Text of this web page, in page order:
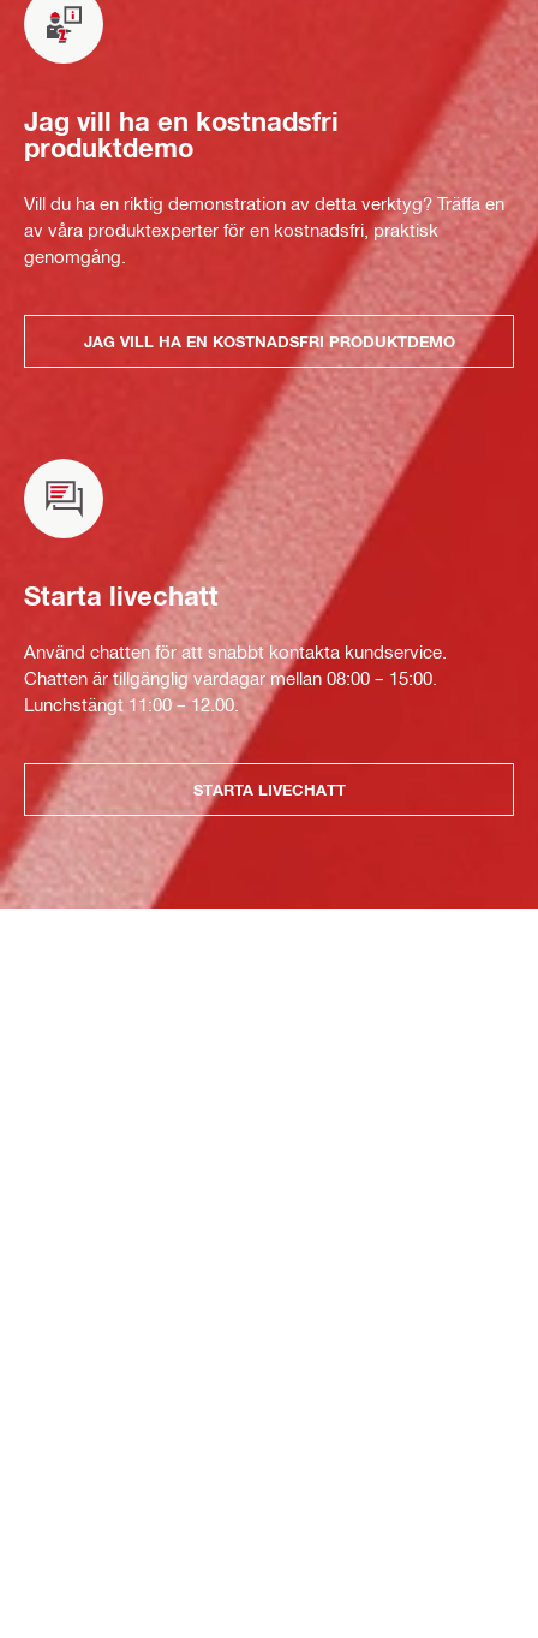
Jag vill ha en kostnadsfri
produktdemo
Vill du ha en riktig demonstration av detta verktyg? Träffa en
av våra produktexperter för en kostnadsfri, praktisk
genomgång.
JAG VILL HA EN KOSTNADSFRI PRODUKTDEMO
Starta livechatt
Använd chatten för att snabbt kontakta kundservice.
Chatten är tillgänglig vardagar mellan 08:00 – 15:00.
Lunchstängt 11:00 – 12.00.
STARTA LIVECHATT